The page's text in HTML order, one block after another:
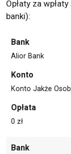
Opłaty za
banki):
Bank
Alior Bank
Konto
Konto Jakże
Opłata
0 zł
Bank